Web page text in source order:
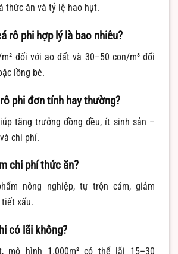
thức ăn và tỷ lệ hao hụt.
rô phi hợp lý là bao nhiêu?
đối với ao đất và 30–50 con/m³ đối
lồng bè.
phi đơn tính hay thường?
tăng trưởng đồng đều, ít sinh sản –
chi phí.
chi phí thức ăn?
nông nghiệp, tự trộn cám, giảm
tiết xấu.
có lãi không?
mô hình 1.000m² có thể lãi 15–30